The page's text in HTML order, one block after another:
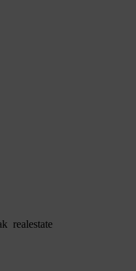
📌